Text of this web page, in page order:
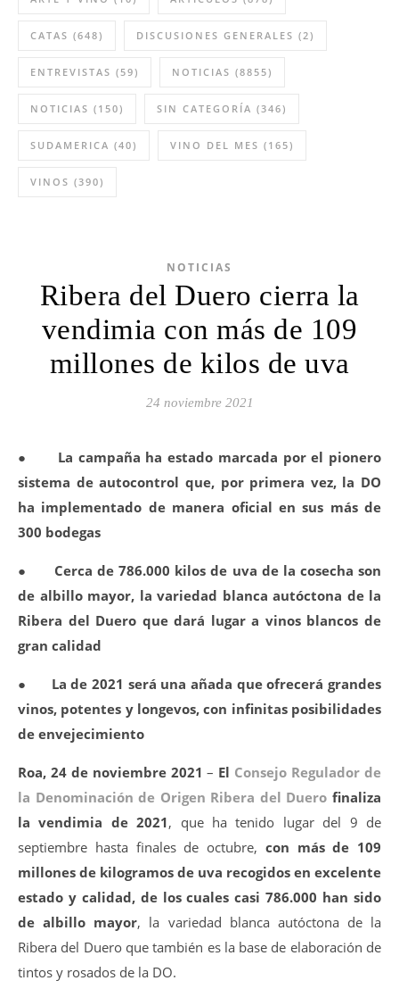
CATAS (648) DISCUSIONES GENERALES (2)
ENTREVISTAS (59) NOTICIAS (8855)
NOTICIAS (150) SIN CATEGORÍA (346)
SUDAMERICA (40) VINO DEL MES (165)
VINOS (390)
NOTICIAS
Ribera del Duero cierra la
vendimia con más de 109
millones de kilos de uva
24 noviembre 2021
● La campaña ha estado marcada por el pionero
sistema de autocontrol que, por primera vez, la DO
ha implementado de manera oficial en sus más de
300 bodegas
● Cerca de 786.000 kilos de uva de la cosecha son
de albillo mayor, la variedad blanca autóctona de la
Ribera del Duero que dará lugar a vinos blancos de
gran calidad
● La de 2021 será una añada que ofrecerá grandes
vinos, potentes y longevos, con infinitas posibilidades
de envejecimiento
Roa, 24 de noviembre 2021– El Consejo Regulador de
la Denominación de Origen Ribera del Duero finaliza
la vendimia de 2021, que ha tenido lugar del 9 de
septiembre hasta finales de octubre, con más de 109
millones de kilogramos de uva recogidos en excelente
estado y calidad, de los cuales casi 786.000 han sido
de albillo mayor, la variedad blanca autóctona de la
Ribera del Duero que también es la base de elaboración de
tintos y rosados de la DO.